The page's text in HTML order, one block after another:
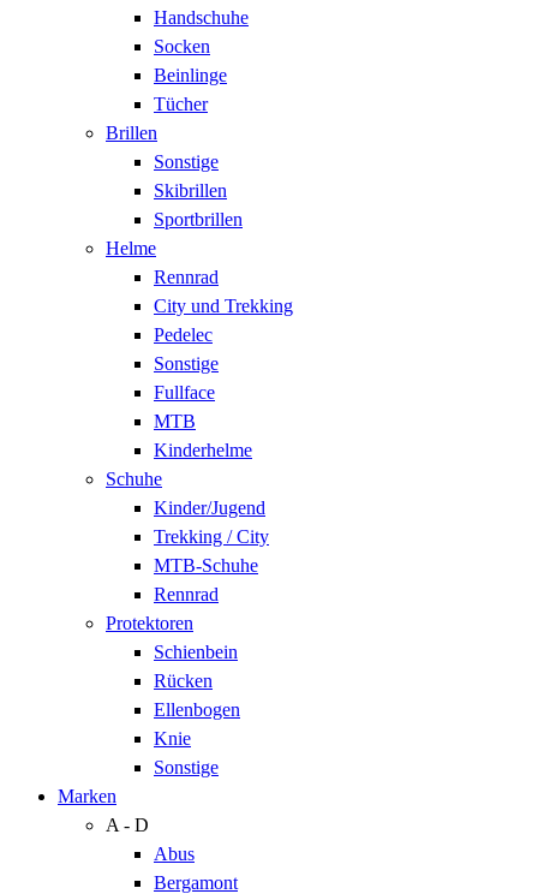
Handschuhe
Socken
Beinlinge
Tücher
Brillen
Sonstige
Skibrillen
Sportbrillen
Helme
Rennrad
City und Trekking
Pedelec
Sonstige
Fullface
MTB
Kinderhelme
Schuhe
Kinder/Jugend
Trekking / City
MTB-Schuhe
Rennrad
Protektoren
Schienbein
Rücken
Ellenbogen
Knie
Sonstige
Marken
A - D
Abus
Bergamont